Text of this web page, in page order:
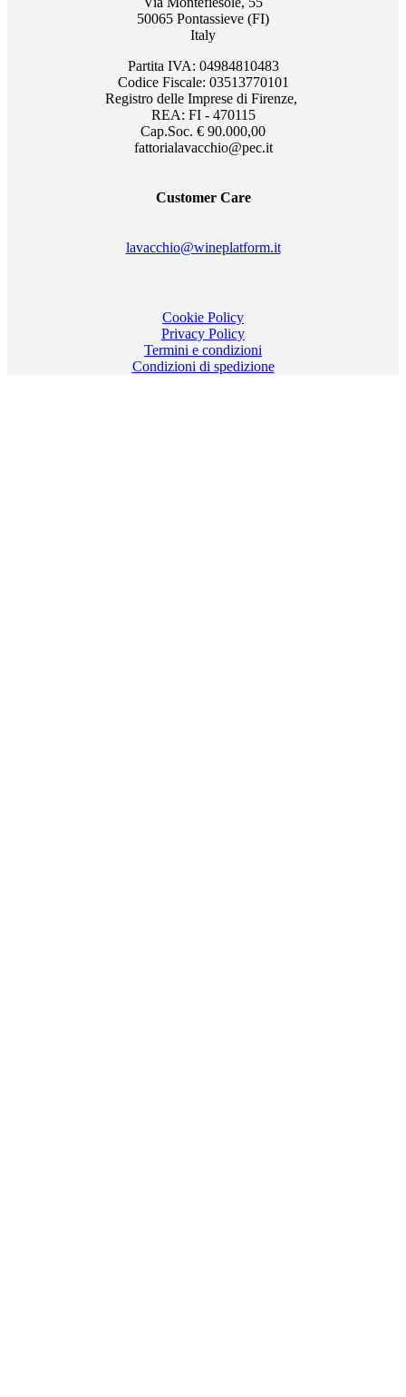
50065 Pontassieve (FI)
Italy
Partita IVA: 04984810483
Codice Fiscale: 03513770101
Registro delle Imprese di Firenze,
REA: FI - 470115
Cap.Soc. € 90.000,00
fattorialavacchio@pec.it
Customer Care
lavacchio@wineplatform.it
Cookie Policy
Privacy Policy
Termini e condizioni
Condizioni di spedizione